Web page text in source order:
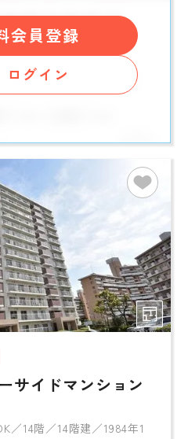
会員登録
ログイン
サイドマンション
／14階／14階建／1984年1